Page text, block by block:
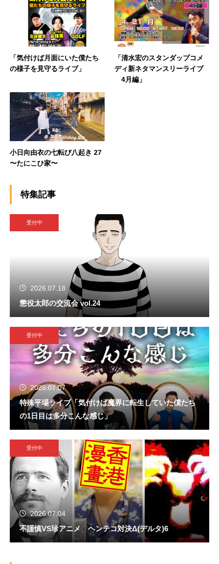
「気付けば月面にいた僕たち
の様子を見守るライブ」
「清水宏のスタンダップコメ
ディ新ネタマンスリーライブ
4月編」
小日向由衣の七転び八起き 27
〜たにこひ家〜
特集記事
受付中
2026.07.18
懲役太郎の交流会 vol.24
受付中
2026.07.07
特殊平場ライブ「気付けば魔界に転生していた僕たち
の1日目は多分こんな感じ」
受付中
2026.07.04
不謹慎VS珍アニメ ヘンテコ対決Δ(デルタ)6